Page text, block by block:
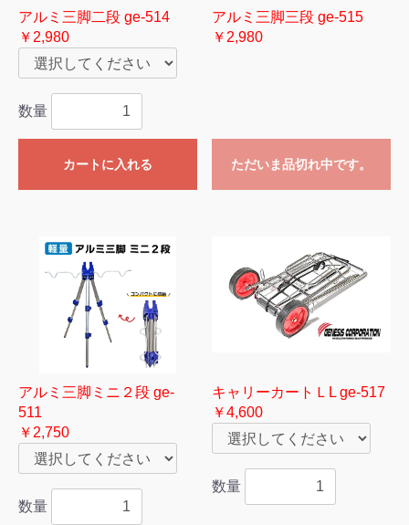
アルミ三脚二段 ge-514
￥2,980
数量
カートに入れる
アルミ三脚三段 ge-515
￥2,980
ただいま品切れ中です。
アルミ三脚ミニ２段 ge-
511
￥2,750
数量
キャリーカートＬL ge-517
￥4,600
数量